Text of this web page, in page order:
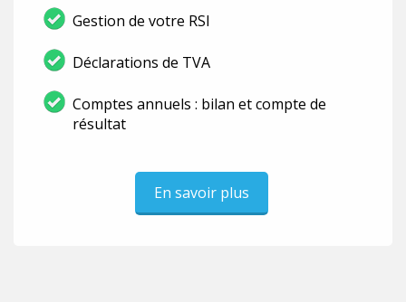
Gestion de votre RSI
Déclarations de TVA
Comptes annuels : bilan et compte de
résultat
En savoir plus